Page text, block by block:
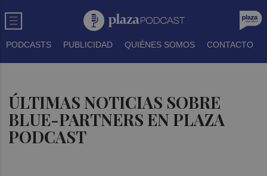
PODCASTS PUBLICIDAD QUIÉNES SOMOS CONTACTO
ÚLTIMAS NOTICIAS SOBRE
BLUE-PARTNERS EN PLAZA
PODCAST